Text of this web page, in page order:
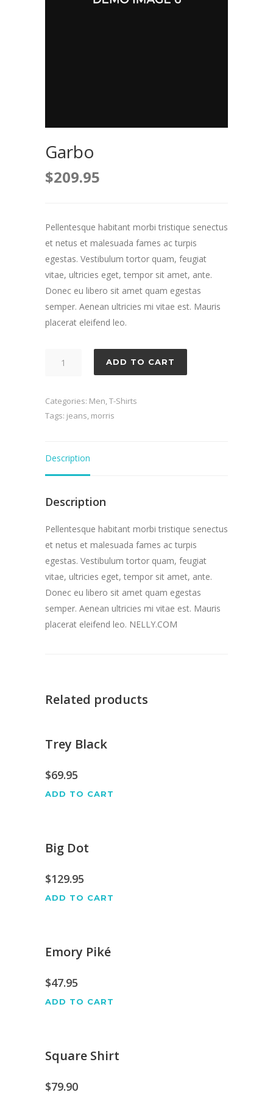
Garbo
$209.95
Pellentesque habitant morbi tristique senectus
et netus et malesuada fames ac turpis
egestas. Vestibulum tortor quam, feugiat
vitae, ultricies eget, tempor sit amet, ante.
Donec eu libero sit amet quam egestas
semper. Aenean ultricies mi vitae est. Mauris
placerat eleifend leo.
ADD TO CART
Categories: Men,T-Shirts
Tags: jeans, morris
Description
Description
Pellentesque habitant morbi tristique senectus
et netus et malesuada fames ac turpis
egestas. Vestibulum tortor quam, feugiat
vitae, ultricies eget, tempor sit amet, ante.
Donec eu libero sit amet quam egestas
semper. Aenean ultricies mi vitae est. Mauris
placerat eleifend leo. NELLY.COM
Related products
Trey Black
$69.95
ADD TO CART
Big Dot
$129.95
ADD TO CART
Emory Piké
$47.95
ADD TO CART
Square Shirt
$79.90